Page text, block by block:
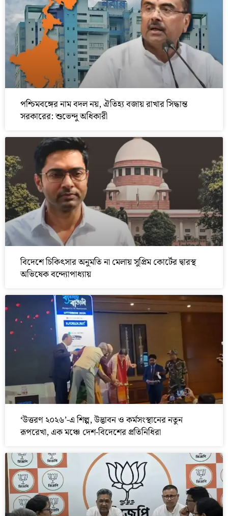
পশ্চিমবঙ্গের নাম বদল নয়, ঐতিহ্য বজায় রাখার সিদ্ধান্ত
সরকারের: শুভেন্দু অধিকারী
বিদেশে চিকিৎসার অনুমতি না মেলায় সুপ্রিম কোর্টের দ্বারস্থ
অভিষেক বন্দ্যোপাধ্যায়
‘উত্তরণ ২০২৬’-এ শিল্প, উদ্ভাবন ও কর্মসংস্থানের নতুন
রূপরেখা, এক মঞ্চে দেশ-বিদেশের প্রতিনিধিরা